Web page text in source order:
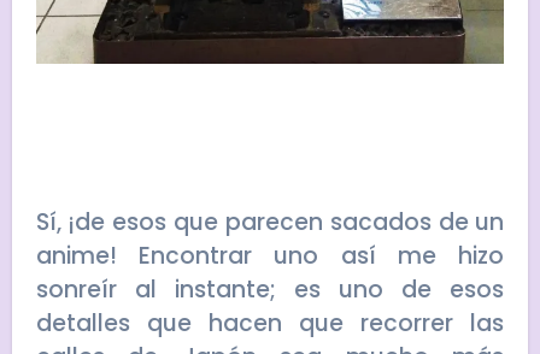
Sí, ¡de esos que parecen sacados de un
anime! Encontrar uno así me hizo
sonreír al instante; es uno de esos
detalles que hacen que recorrer las